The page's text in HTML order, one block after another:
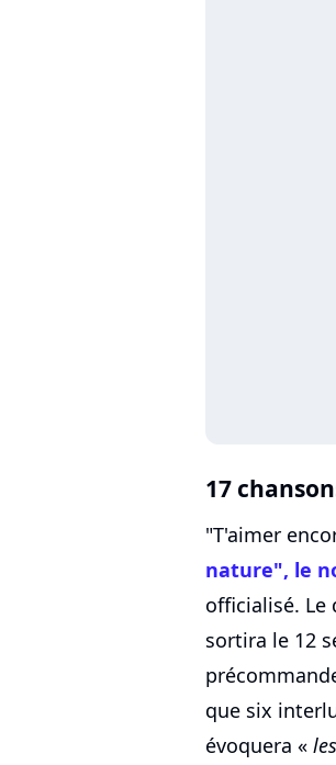
17
"T'aimer
nature", le
officialisé.
sortira le 12
que six
évoquera «